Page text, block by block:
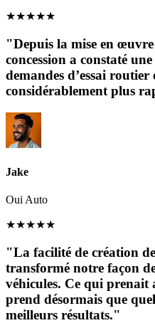
★★★★★
"Depuis la mise en
concession a constaté
demandes d’essai
considérablement plus
Jake
Oui Auto
★★★★★
"La facilité de création
transformé notre façon
véhicules. Ce qui
prend désormais que
meilleurs résultats."